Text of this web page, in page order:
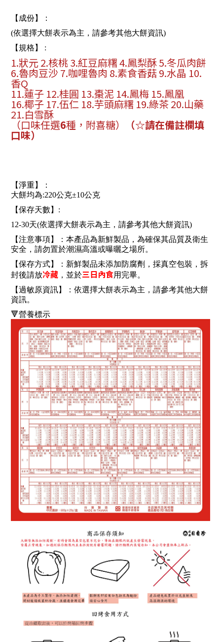
【成份】：
(依選擇大餅表示為主，請參考其他大餅資訊)
【規格】 :
1.狀元 2.核桃 3.紅豆麻糬 4.鳳梨酥 5.冬瓜肉餅
6.魯肉豆沙 7.咖哩魯肉 8.素食香菇 9.水晶 10.
香Q
11.蓮子 12.桂圓 13.棗泥 14.鳳梅 15.鳳凰
16.椰子 17.伍仁 18.芋頭麻糬 19.綠茶 20.山藥
21.白雪酥
（口味任選6種，附喜糖） （☆請在備註欄填
口味）
【淨重】：
大餅均為:220公克±10公克
【保存天數】:
12-30天(依選擇大餅表示為主，請參考其他大餅資訊)
【注意事項】：本產品為新鮮製品，為確保其品質及衛生
安全，請勿置於潮濕高溫或曝曬之場所。
【保存方式】：新鮮製品未添加防腐劑，採真空包裝，拆
封後請放冷藏 ，並於三日內食用完畢。
【過敏原資訊】：依選擇大餅表示為主，請參考其他大餅
資訊。
🔻營養標示